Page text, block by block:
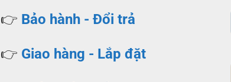
👉 Bảo hành - Đổi trả
👉 Giao hàng - Lắp đặt